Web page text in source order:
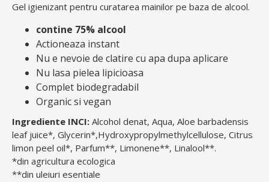
Gel igienizant pentru curatarea mainilor pe baza de alcool.
contine 75% alcool
Actioneaza instant
Nu e nevoie de clatire cu apa dupa aplicare
Nu lasa pielea lipicioasa
Complet biodegradabil
Organic si vegan
Ingrediente INCI: Alcohol denat, Aqua, Aloe barbadensis
leaf juice*, Glycerin*,Hydroxypropylmethylcellulose, Citrus
limon peel oil*, Parfum**, Limonene**, Linalool**.
*din agricultura ecologica
**din uleiuri esentiale